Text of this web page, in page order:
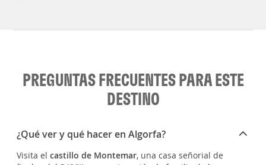
PREGUNTAS FRECUENTES PARA ESTE
DESTINO
¿Qué ver y qué hacer en Algorfa?
Visita el castillo de Montemar, una casa señorial de